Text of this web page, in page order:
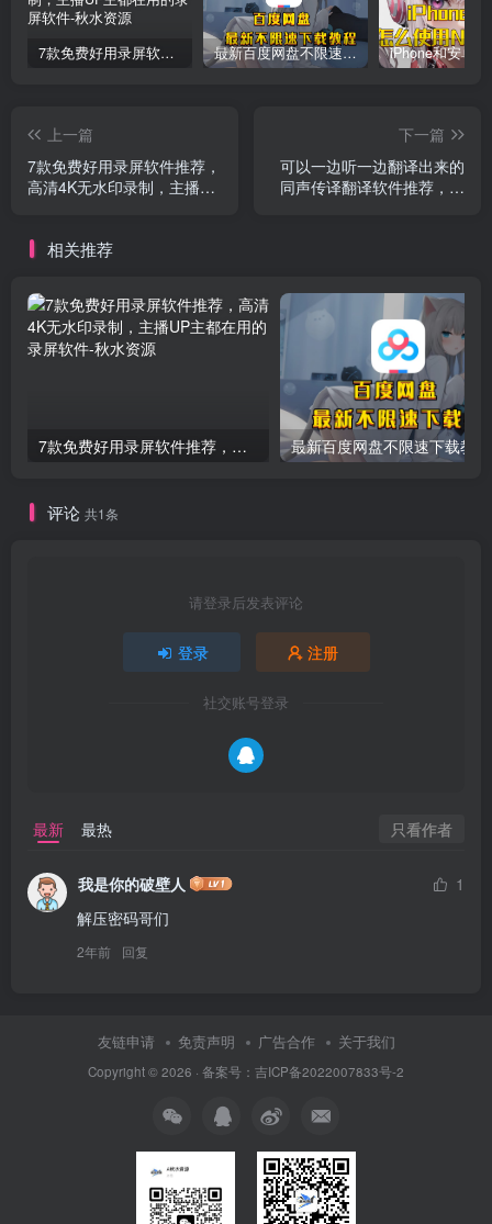
7款免费好用录屏软件推荐，高清4K无水印录制，主播UP主都在用的录屏软件 最新百度网盘不限速下载教程
上一篇
7款免费好用录屏软件推荐，
高清4K无水印录制，主播UP
下一篇
可以一边听一边翻译出来的
同声传译翻译软件推荐，可
相关推荐
7款免费好用录屏软件推荐，高清4K无水印录制，主播UP主都在用的录屏软件 最新百度网盘不限速下载教程
评论 共1条
请登录后发表评论
登录 注册
社交账号登录
最新 最热 只看作者
我是你的破壁人
1
解压密码哥们
2年前 回复
友链申请 免责声明 广告合作 关于我们
Copyright © 2026 · 备案号：吉ICP备2022007833号-2